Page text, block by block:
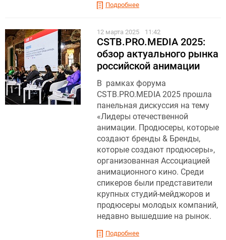
Подробнее
12 марта 2025 11:42
CSTB.PRO.MEDIA 2025:
обзор актуального рынка
российской анимации
В рамках форума
CSTB.PRO.MEDIA 2025 прошла
панельная дискуссия на тему
«Лидеры отечественной
анимации. Продюсеры, которые
создают бренды & Бренды,
которые создают продюсеры»,
организованная Ассоциацией
анимационного кино. Среди
спикеров были представители
крупных студий-мейджоров и
продюсеры молодых компаний,
недавно вышедшие на рынок.
Подробнее